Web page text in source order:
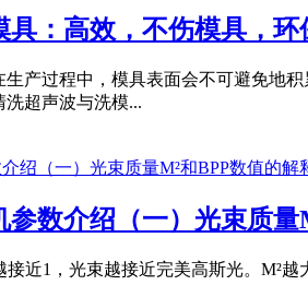
具：高效，不伤模具，环
产过程中，模具表面会不可避免地
超声波与洗模...
参数介绍（一）光束质
接近1，光束越接近完美高斯光。M²